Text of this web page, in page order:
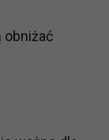
obniżać